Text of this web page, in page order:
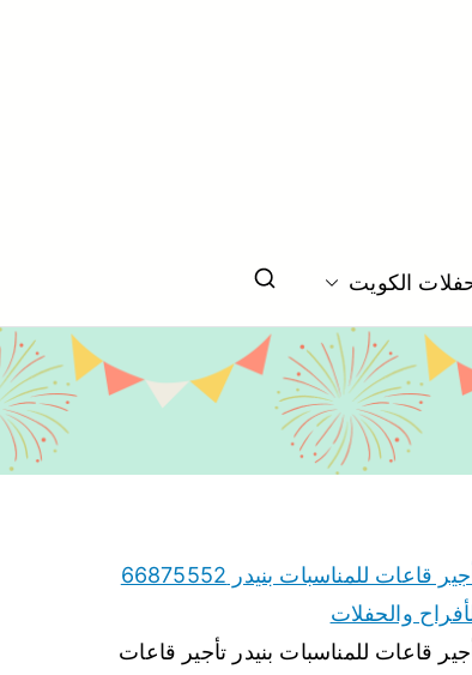
الكويت
تأجير قاعات للمناسبات بنيدر 66875552
والحفلات
قاعات للمناسبات بنيدر تأجير قاعات